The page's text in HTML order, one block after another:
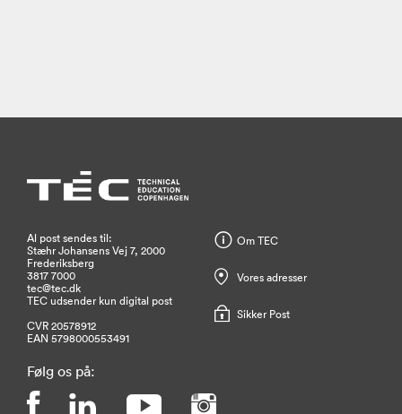
Al post sendes til:
Stæhr Johansens Vej 7, 2000
Frederiksberg
3817 7000
tec@tec.dk
TEC udsender kun digital post
CVR 20578912
EAN 5798000553491
Om TEC
Vores adresser
Sikker Post
Følg os på: